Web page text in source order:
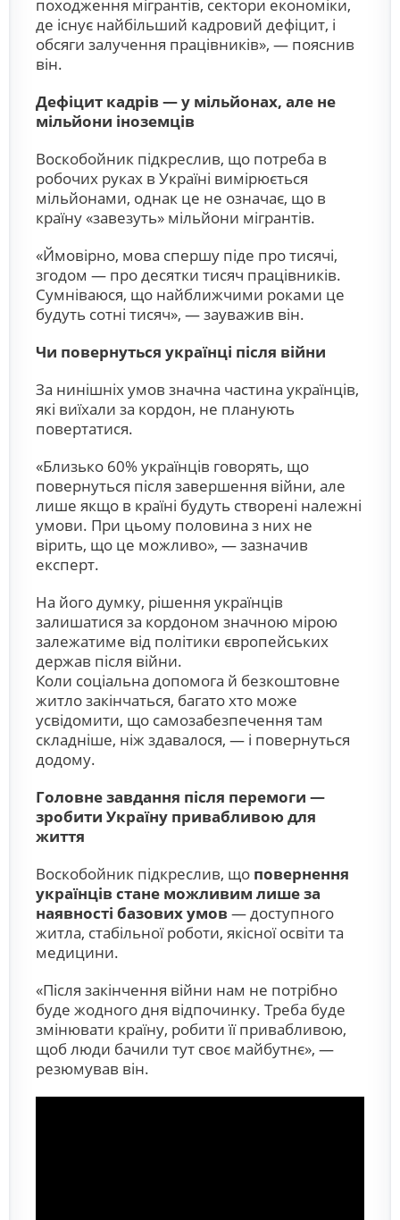
походження мігрантів, сектори економіки,
де існує найбільший кадровий дефіцит, і
обсяги залучення працівників», — пояснив
він.
Дефіцит кадрів — у мільйонах, але не
мільйони іноземців
Воскобойник підкреслив, що потреба в
робочих руках в Україні вимірюється
мільйонами, однак це не означає, що в
країну «завезуть» мільйони мігрантів.
«Ймовірно, мова спершу піде про тисячі,
згодом — про десятки тисяч працівників.
Сумніваюся, що найближчими роками це
будуть сотні тисяч», — зауважив він.
Чи повернуться українці після війни
За нинішніх умов значна частина українців,
які виїхали за кордон, не планують
повертатися.
«Близько 60% українців говорять, що
повернуться після завершення війни, але
лише якщо в країні будуть створені належні
умови. При цьому половина з них не
вірить, що це можливо», — зазначив
експерт.
На його думку, рішення українців
залишатися за кордоном значною мірою
залежатиме від політики європейських
держав після війни.
Коли соціальна допомога й безкоштовне
житло закінчаться, багато хто може
усвідомити, що самозабезпечення там
складніше, ніж здавалося, — і повернуться
додому.
Головне завдання після перемоги —
зробити Україну привабливою для
життя
Воскобойник підкреслив, що повернення
українців стане можливим лише за
наявності базових умов— доступного
житла, стабільної роботи, якісної освіти та
медицини.
«Після закінчення війни нам не потрібно
буде жодного дня відпочинку. Треба буде
змінювати країну, робити її привабливою,
щоб люди бачили тут своє майбутнє», —
резюмував він.